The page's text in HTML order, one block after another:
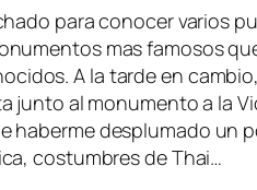
para conocer varios
mas famosos
A la tarde en
junto al monumento a la
haberme desplumado un
costumbres de Thai…